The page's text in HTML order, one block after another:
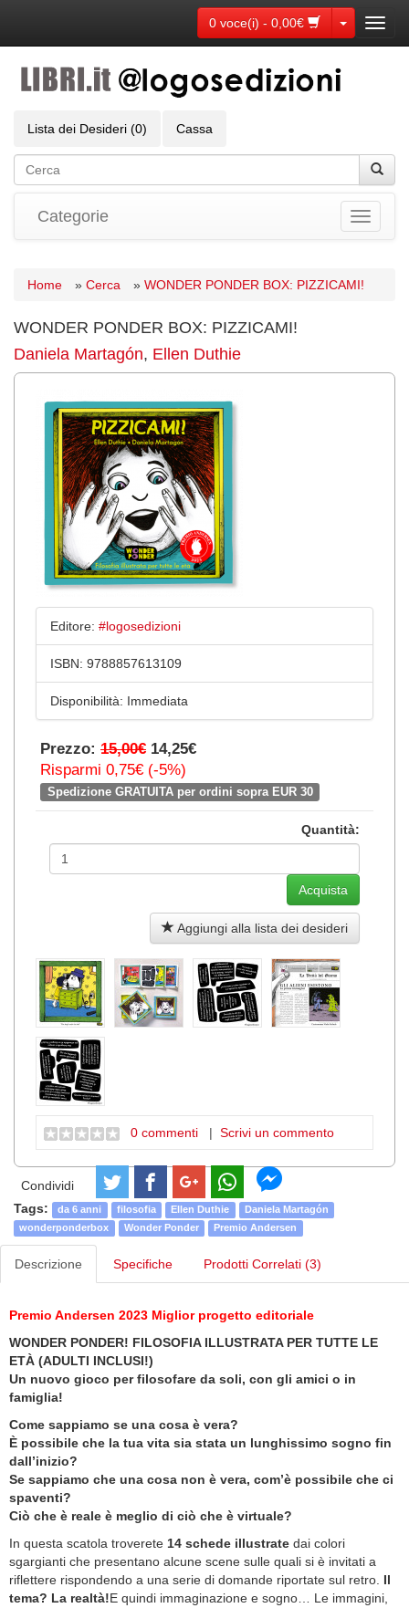
0 voce(i) - 0,00€ Toggle
Lista dei Desideri (0) Cassa
Toggle
Categorie
Home » Cerca » WONDER PONDER BOX: PIZZICAMI!
WONDER PONDER BOX: PIZZICAMI!
Daniela Martagón, Ellen Duthie
Editore: #logosedizioni
ISBN: 9788857613109
Disponibilità: Immediata
Prezzo: 15,00€ 14,25€
Risparmi 0,75€ (-5%)
Spedizione GRATUITA per ordini sopra EUR 30
Quantità:
Aggiungi alla lista dei desideri
0 commenti | Scrivi un commento
Condividi
Tags:
da 6 anni filosofia Ellen Duthie
Daniela Martagón
wonderponderbox
Wonder Ponder Premio Andersen
Descrizione Specifiche Prodotti Correlati (3)
Premio Andersen 2023 Miglior progetto editoriale
WONDER PONDER! FILOSOFIA ILLUSTRATA PER TUTTE LE
ETÀ (ADULTI INCLUSI!)
Un nuovo gioco per filosofare da soli, con gli amici o in
famiglia!
Come sappiamo se una cosa è vera?
È possibile che la tua vita sia stata un lunghissimo sogno fin
dall’inizio?
Se sappiamo che una cosa non è vera, com’è possibile che ci
spaventi?
Ciò che è reale è meglio di ciò che è virtuale?
In questa scatola troverete 14 schede illustrate dai colori
sgargianti che presentano alcune scene sulle quali si è invitati a
riflettere rispondendo a una serie di domande riportate sul retro. Il
tema? La realtà!E quindi immaginazione e sogno… Le immagini,